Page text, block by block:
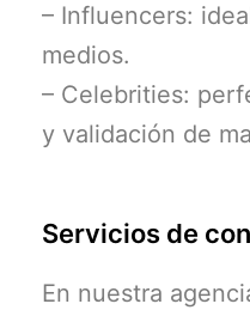
– Influencers:
medios.
– Celebrities:
y validación de
Servicios de
En nuestra